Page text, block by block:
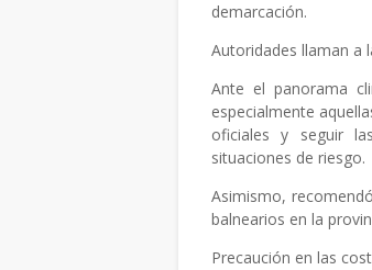
demarcación.
Autoridades llaman a
Ante el panorama
especialmente
oficiales y seguir
situaciones de riesgo.
Asimismo,
balnearios en la
Precaución en las